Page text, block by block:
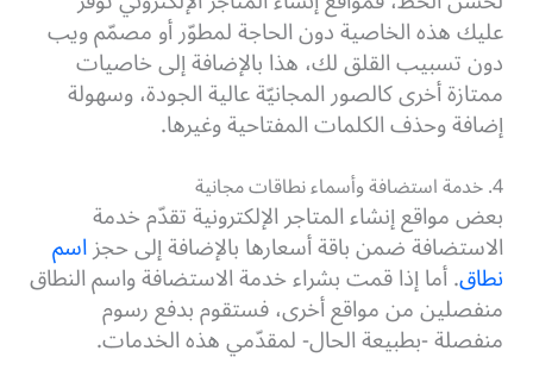
عليك هذه الخاصية دون الحاجة لمطوّر أو مصمّم ويب
دون تسبيب القلق لك، هذا بالإضافة إلى خاصيات
ممتازة أخرى كالصور المجانيّة عالية الجودة، وسهولة
إضافة وحذف الكلمات المفتاحية وغيرها.
4. خدمة استضافة وأسماء نطاقات مجانية
بعض مواقع إنشاء المتاجر الإلكترونية تقدّم خدمة
الاستضافة ضمن باقة أسعارها بالإضافة إلى حجزاسم
نطاق. أما إذا قمت بشراء خدمة الاستضافة واسم النطاق
منفصلين من مواقع أخرى، فستقوم بدفع رسوم
منفصلة -بطبيعة الحال- لمقدّمي هذه الخدمات.